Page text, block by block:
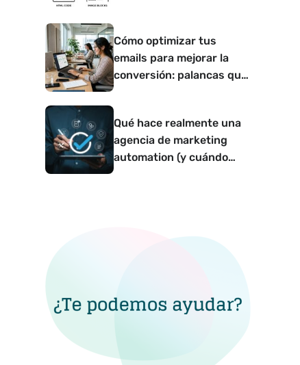
Cómo optimizar tus
emails para mejorar la
conversión: palancas que
Qué hace realmente una
agencia de marketing
automation (y cuándo